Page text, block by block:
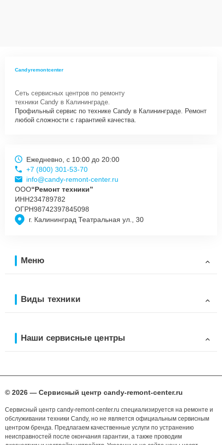
Для запуска процесса ремонта микроволновой печи Candy CMG
оперативно проконсультируют по всем необходимым вопросам,
запишут на диагностику, подскажут с вариантами курьерской
доставки или оформят выезд мастера в удобное время и место.
Candyremontcenter
Сеть сервисных центров по ремонту
техники Candy в Калининграде.
Профильный сервис по технике Candy в Калининграде. Ремонт
любой сложности с гарантией качества.
г. Калининград Театральная ул., 30
Ежедневно, с 10:00 до 20:00
+7 (800) 301-53-70
info@candy-remont-center.ru
ООО“Ремонт техники”
ИНН234789782
ОГРН98742397845098
Меню
Виды техники
Наши сервисные центры
© 2026 — Сервисный центр candy-remont-center.ru
Сервисный центр candy-remont-center.ru специализируется на ремонте и
обслуживании техники Candy, но не является официальным сервисным
центром бренда. Предлагаем качественные услуги по устранению
неисправностей после окончания гарантии, а также проводим